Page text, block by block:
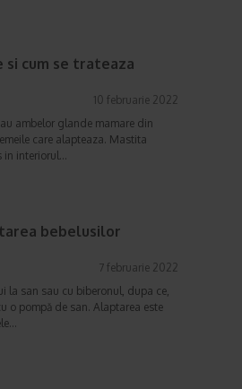
si cum se trateaza
10 februarie 2022
ambelor glande mamare din
care alapteaza. Mastita
in interiorul…
bebelusilor
7 februarie 2022
la san sau cu biberonul, dupa ce,
o pompă de san. Alaptarea este